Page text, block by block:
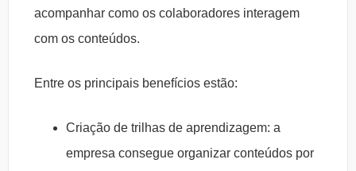
acompanhar como os colaboradores interagem
com os conteúdos.
Entre os principais benefícios estão:
Criação de trilhas de aprendizagem: a
empresa consegue organizar conteúdos por